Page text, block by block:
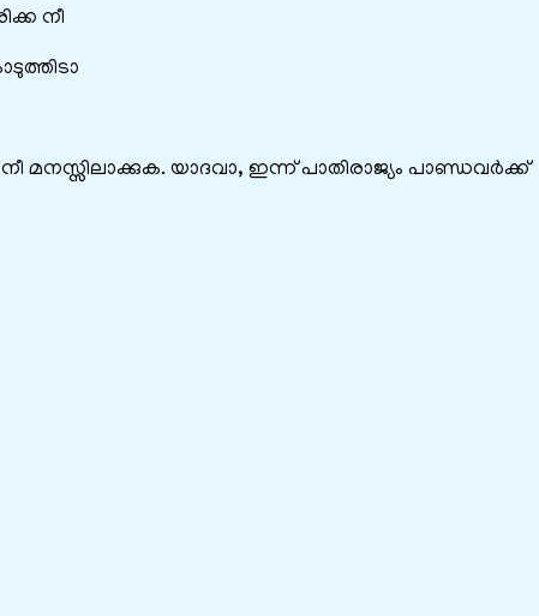
നീ
യാദവാ, ഇന്ന് പാതിരാജ്യം പാണ്ഡവര്‍ക്ക്